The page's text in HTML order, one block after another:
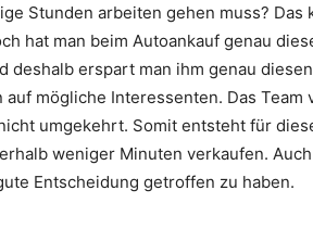
Stunden arbeiten gehen muss? Das
hat man beim Autoankauf genau
deshalb erspart man ihm genau
mögliche Interessenten. Das Team
umgekehrt. Somit entsteht für
weniger Minuten verkaufen.
Entscheidung getroffen zu haben.